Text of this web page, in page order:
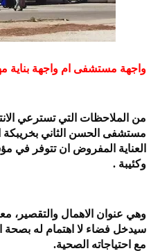
واجهة مستشفى ام واجهة بناية
من الملاحظات التي تسترعي
مستشفى الحسن الثاني بخريبكة
العناية المفروض ان تتوفر في
وكئيبة .
وهي عنوان الاهمال والتقصير،
سيدخل فضاء لا اهتمام له بصحة
مع احتياجاته الصحية.